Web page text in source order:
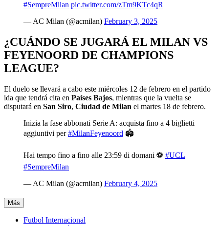
#SempreMilan pic.twitter.com/zTm9KTc4qR
— AC Milan (@acmilan) February 3, 2025
¿CUÁNDO SE JUGARÁ EL MILAN VS
FEYENOORD DE CHAMPIONS
LEAGUE?
El duelo se llevará a cabo este miércoles 12 de febrero en el partido
ida que tendrá cita en Países Bajos, mientras que la vuelta se
disputará en San Siro, Ciudad de Milan el martes 18 de febrero.
Inizia la fase abbonati Serie A: acquista fino a 4 biglietti
aggiuntivi per#MilanFeyenoord 🏟
Hai tempo fino a fino alle 23:59 di domani ⚽ #UCL
#SempreMilan
— AC Milan (@acmilan) February 4, 2025
Más
Futbol Internacional